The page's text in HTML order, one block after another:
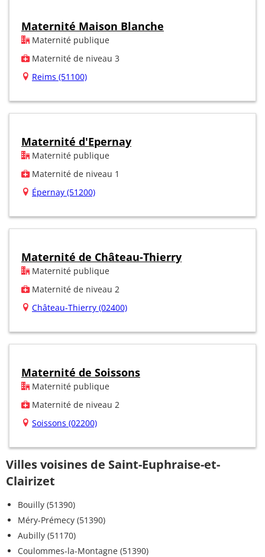
Maternité Maison Blanche
Maternité publique
Maternité de niveau 3
Reims (51100)
Maternité d'Epernay
Maternité publique
Maternité de niveau 1
Épernay (51200)
Maternité de Château-Thierry
Maternité publique
Maternité de niveau 2
Château-Thierry (02400)
Maternité de Soissons
Maternité publique
Maternité de niveau 2
Soissons (02200)
Villes voisines de Saint-Euphraise-et-
Clairizet
Bouilly (51390)
Méry-Prémecy (51390)
Aubilly (51170)
Coulommes-la-Montagne (51390)